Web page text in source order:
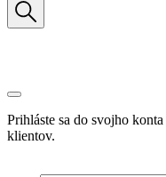
Prihláste sa do svojho
klientov.